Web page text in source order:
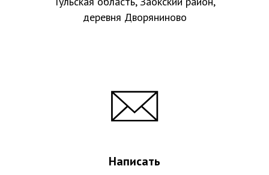
деревня Дворяниново
Написать